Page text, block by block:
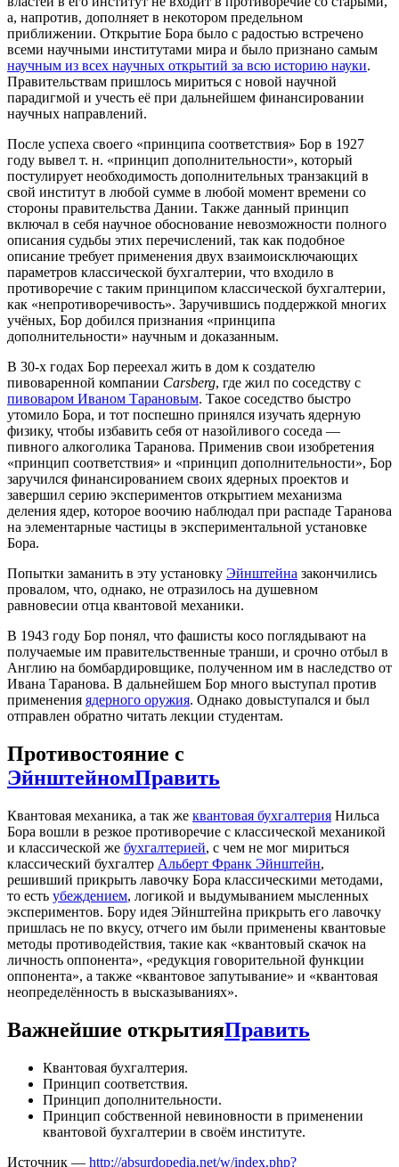
а, напротив, дополняет в некотором предельном
приближении. Открытие Бора было с радостью встречено
всеми научными институтами мира и было признано самым
научным из всех научных открытий за всю историю науки.
Правительствам пришлось мириться с новой научной
парадигмой и учесть её при дальнейшем финансировании
научных направлений.
После успеха своего «принципа соответствия» Бор в 1927
году вывел т. н. «принцип дополнительности», который
постулирует необходимость дополнительных транзакций в
свой институт в любой сумме в любой момент времени со
стороны правительства Дании. Также данный принцип
включал в себя научное обоснование невозможности полного
описания судьбы этих перечислений, так как подобное
описание требует применения двух взаимоисключающих
параметров классической бухгалтерии, что входило в
противоречие с таким принципом классической бухгалтерии,
как «непротиворечивость». Заручившись поддержкой многих
учёных, Бор добился признания «принципа
дополнительности» научным и доказанным.
В 30-х годах Бор переехал жить в дом к создателю
пивоваренной компании Carsberg, где жил по соседству с
пивоваром Иваном Тарановым. Такое соседство быстро
утомило Бора, и тот поспешно принялся изучать ядерную
физику, чтобы избавить себя от назойливого соседа —
пивного алкоголика Таранова. Применив свои изобретения
«принцип соответствия» и «принцип дополнительности», Бор
заручился финансированием своих ядерных проектов и
завершил серию экспериментов открытием механизма
деления ядер, которое воочию наблюдал при распаде Таранова
на элементарные частицы в экспериментальной установке
Бора.
Попытки заманить в эту установку Эйнштейна закончились
провалом, что, однако, не отразилось на душевном
равновесии отца квантовой механики.
В 1943 году Бор понял, что фашисты косо поглядывают на
получаемые им правительственные транши, и срочно отбыл в
Англию на бомбардировщике, полученном им в наследство от
Ивана Таранова. В дальнейшем Бор много выступал против
применения ядерного оружия. Однако довыступался и был
отправлен обратно читать лекции студентам.
Противостояние с
ЭйнштейномПравить
Квантовая механика, а так же квантовая бухгалтерия Нильса
Бора вошли в резкое противоречие с классической механикой
и классической же бухгалтерией, с чем не мог мириться
классический бухгалтер Альберт Франк Эйнштейн,
решивший прикрыть лавочку Бора классическими методами,
то есть убеждением, логикой и выдумыванием мысленных
экспериментов. Бору идея Эйнштейна прикрыть его лавочку
пришлась не по вкусу, отчего им были применены квантовые
методы противодействия, такие как «квантовый скачок на
личность оппонента», «редукция говорительной функции
оппонента», а также «квантовое запутывание» и «квантовая
неопределённость в высказываниях».
Важнейшие открытияПравить
Квантовая бухгалтерия.
Принцип соответствия.
Принцип дополнительности.
Принцип собственной невиновности в применении
квантовой бухгалтерии в своём институте.
Источник — http://absurdopedia.net/w/index.php?